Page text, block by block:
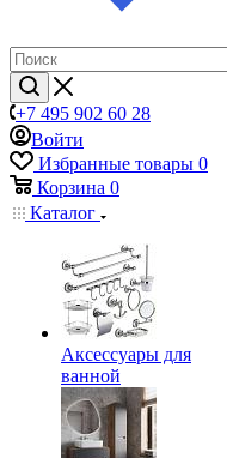
+7 495 902 60 28
Войти
Избранные товары 0
Корзина 0
Каталог
Аксессуары для
ванной